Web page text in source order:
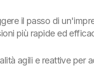
il passo di
più rapide ed
agili e reattive per